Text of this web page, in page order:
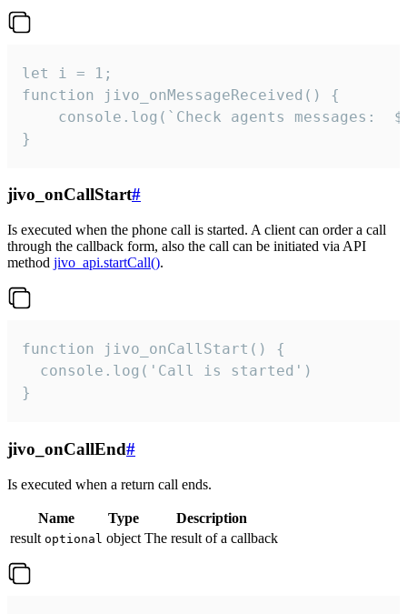
let i = 1;
function jivo_onMessageReceived() {
}
jivo_onCallStart#
Is executed when the phone call is started. A client can order a call
through the callback form, also the call can be initiated via API
method jivo_api.startCall().
function jivo_onCallStart() {
  console.log('Call is started')
}
jivo_onCallEnd#
Is executed when a return call ends.
Name Type
Description
result optional object The result of a callback